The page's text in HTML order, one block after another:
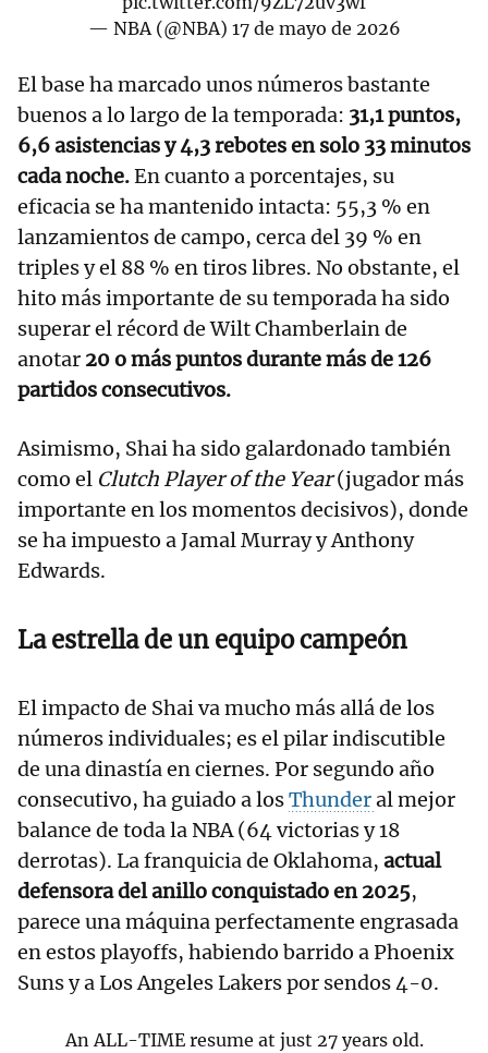
— NBA (@NBA) 17 de mayo de 2026
El base ha marcado unos números bastante
buenos a lo largo de la temporada: 31,1 puntos,
6,6 asistencias y 4,3 rebotes en solo 33 minutos
cada noche.En cuanto a porcentajes, su
eficacia se ha mantenido intacta: 55,3 % en
lanzamientos de campo, cerca del 39 % en
triples y el 88 % en tiros libres. No obstante, el
hito más importante de su temporada ha sido
superar el récord de Wilt Chamberlain de
anotar 20 o más puntos durante más de 126
partidos consecutivos.
Asimismo, Shai ha sido galardonado también
como el Clutch Player of the Year(jugador más
importante en los momentos decisivos), donde
se ha impuesto a Jamal Murray y Anthony
Edwards.
La estrella de un equipo campeón
El impacto de Shai va mucho más allá de los
números individuales; es el pilar indiscutible
de una dinastía en ciernes. Por segundo año
consecutivo, ha guiado a losThunderal mejor
balance de toda la NBA (64 victorias y 18
derrotas). La franquicia de Oklahoma, actual
defensora del anillo conquistado en 2025,
parece una máquina perfectamente engrasada
en estos playoffs, habiendo barrido a Phoenix
Suns y a Los Angeles Lakers por sendos 4-0.
An ALL-TIME resume at just 27 years old.